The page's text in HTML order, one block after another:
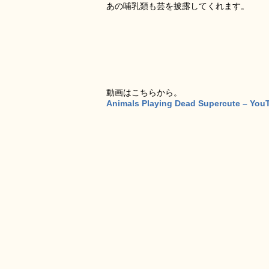
あの哺乳類も芸を披露してくれます。
動画はこちらから。
Animals Playing Dead Supercute –